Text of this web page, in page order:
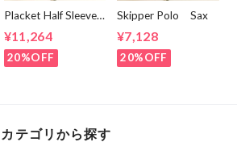
Placket Half Sleeve
¥11,264
20%OFF
Skipper Polo Sax
¥7,128
20%OFF
カテゴリから探す